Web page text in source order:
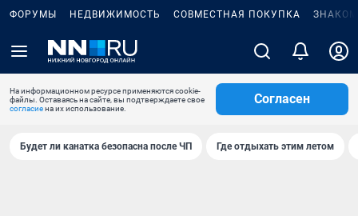
ФОРУМЫ НЕДВИЖИМОСТЬ СОВМЕСТНАЯ ПОКУПКА
На информационном ресурсе применяются cookie-
файлы. Оставаясь на сайте, вы подтверждаете свое
согласиена их использование.
Согласен
Будет ли канатка безопасна после ЧП Где отдыхать этим летом